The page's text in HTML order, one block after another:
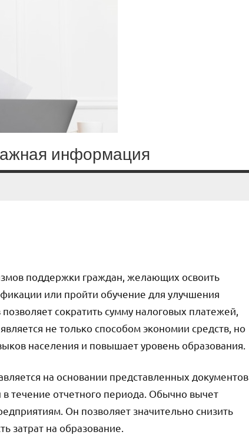
информация
поддержки граждан, желающих освоить
или пройти обучение для улучшения
сократить сумму налоговых платежей,
не только способом экономии средств, но
населения и повышает уровень образования.
на основании представленных документов
течение отчетного периода. Обычно вычет
Он позволяет значительно снизить
затрат на образование.